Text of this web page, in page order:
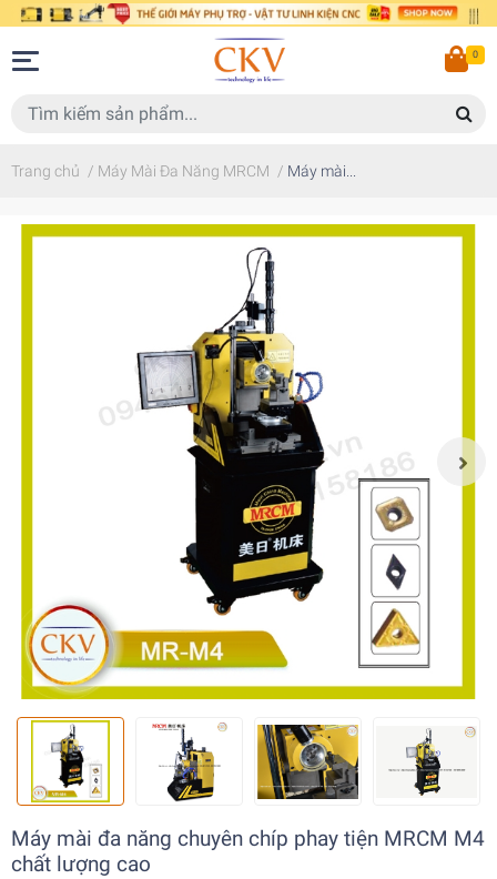
0
Trang chủ / Máy Mài Đa Năng MRCM / Máy mài...
Máy mài đa năng chuyên chíp phay tiện MRCM M4
chất lượng cao